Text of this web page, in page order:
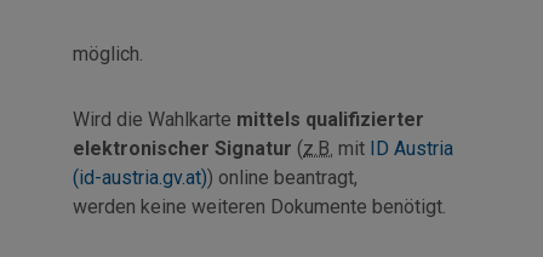
möglich.
Wird die Wahlkarte mittels qualifizierter
elektronischer Signatur (z.B. mit ID Austria
(id-austria.gv.at)) online beantragt,
werden keine weiteren Dokumente benötigt.